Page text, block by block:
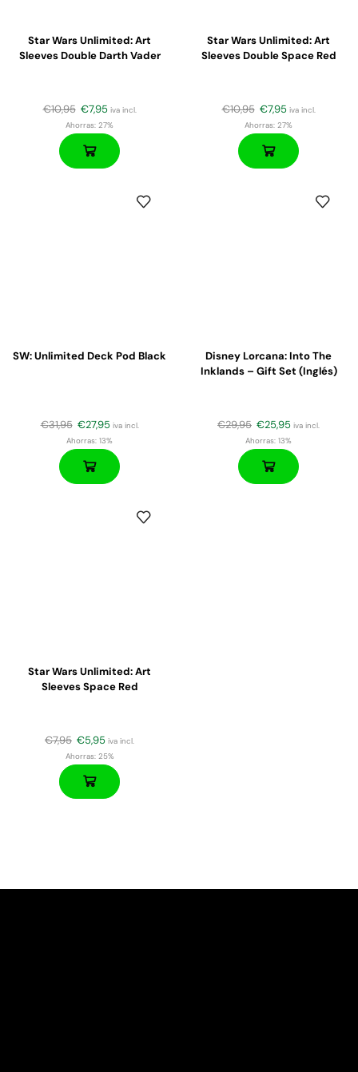
Star Wars Unlimited: Art
Sleeves Double Darth Vader
€10,95 €7,95 iva incl.
Ahorras: 27%
Star Wars Unlimited: Art
Sleeves Double Space Red
€10,95 €7,95 iva incl.
Ahorras: 27%
SW: Unlimited Deck Pod Black
€31,95 €27,95 iva incl.
Ahorras: 13%
Disney Lorcana: Into The
Inklands – Gift Set (Inglés)
€29,95 €25,95 iva incl.
Ahorras: 13%
Star Wars Unlimited: Art
Sleeves Space Red
€7,95 €5,95 iva incl.
Ahorras:25%